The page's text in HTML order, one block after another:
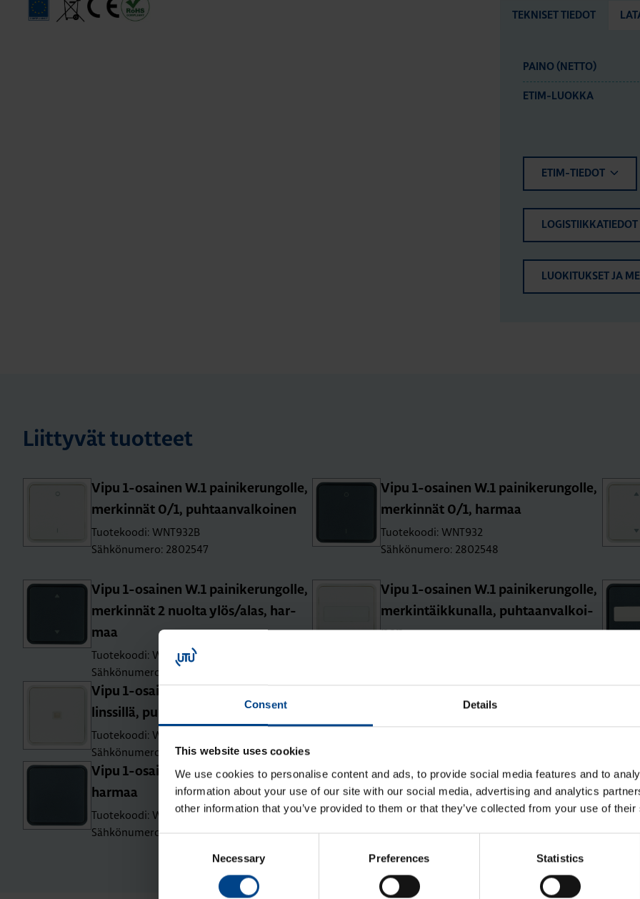
Consent Details
This website uses cookies
We use cookies to personalise content and ads, to provide social media features and to
information about your use of our site with our social media, advertising and analytics
other information that you’ve provided to them or that they’ve collected from your use of
Necessary Preferences Statistics
TEKNISET TIEDOT
PAINO (NETTO)
ETIM-LUOKKA
ETIM-TIEDOT
LOGISTIIKKATIEDOT
LUOKITUKSET JA
Liittyvät tuotteet
Vipu 1-osai­nen W.1 pai­ni­ke­run­gol­le,
mer­kin­nät 0/1, puh­taan­val­koi­nen
Tuotekoodi: WNT932B
Sähkönumero: 2802547
Vipu 1-osai­nen W.1 pai­ni­ke­run­gol­le,
mer­kin­nät 0/1, har­maa
Tuotekoodi: WNT932
Sähkönumero: 2802548
Vipu 1-osai­nen W.1 pai­ni­ke­run­gol­le,
mer­kin­nät 2 nuol­ta ylös/alas, har­
maa
Tuotekoodi: WNT942
Sähkönumero: 2802550
Vipu 1-osai­nen W.1 pai­ni­ke­run­gol­le,
mer­kin­täik­ku­nal­la, puh­taan­val­koi­
nen
Vipu 1-osai­nen W.1 pai­ni­ke­run­gol­le,
lins­sil­lä, puh­taan­val­koi­nen
Tuotekoodi: WNT912B
Sähkönumero: 2802545
lins­sil­lä, har­maa
Vipu 1-osai­nen W.1 pai­ni­ke­run­gol­le,
har­maa
Tuotekoodi: WNT902
Sähkönumero: 2802542